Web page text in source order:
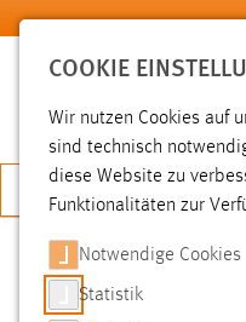
Zum Hauptinhalt springen
JETZT
SUCHE
COOKIE
Wir nutzen Cookies auf
sind technisch
diese Website zu
Funktionalitäten zur
Notwendige Cookies
Statistik